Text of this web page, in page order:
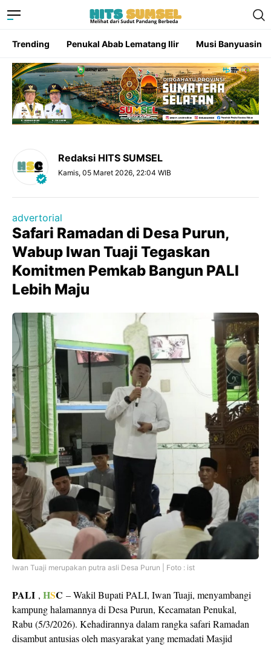
Trending Penukal Abab Lematang Ilir Musi Banyuasin
Redaksi HITS SUMSEL
Kamis, 05 Maret 2026, 22:04 WIB
advertorial
Safari Ramadan di Desa Purun,
Wabup Iwan Tuaji Tegaskan
Komitmen Pemkab Bangun PALI
Lebih Maju
Iwan Tuaji merupakan putra asli Desa Purun | Foto : ist
PALI , HSC – Wakil Bupati PALI, Iwan Tuaji, menyambangi
kampung halamannya di Desa Purun, Kecamatan Penukal,
Rabu (5/3/2026). Kehadirannya dalam rangka safari Ramadan
disambut antusias oleh masyarakat yang memadati Masjid